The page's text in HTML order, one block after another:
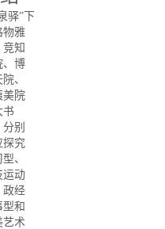
驿”下
物雅
竞知
、博
、
美院
书
分别
探究
、
运动
政经
型和
艺术